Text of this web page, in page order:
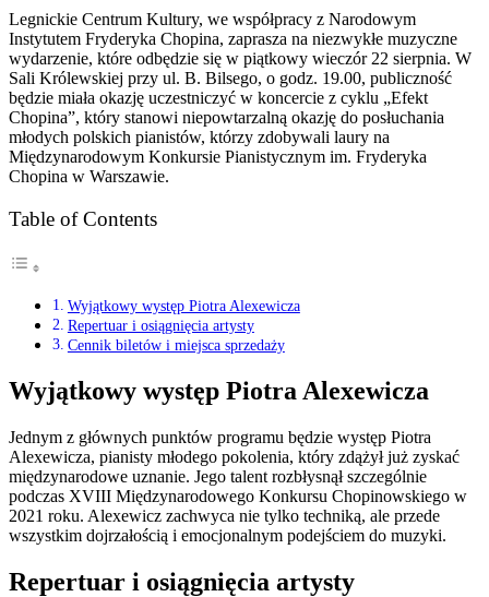
Legnickie Centrum Kultury, we współpracy z Narodowym
Instytutem Fryderyka Chopina, zaprasza na niezwykłe muzyczne
wydarzenie, które odbędzie się w piątkowy wieczór 22 sierpnia. W
Sali Królewskiej przy ul. B. Bilsego, o godz. 19.00, publiczność
będzie miała okazję uczestniczyć w koncercie z cyklu „Efekt
Chopina”, który stanowi niepowtarzalną okazję do posłuchania
młodych polskich pianistów, którzy zdobywali laury na
Międzynarodowym Konkursie Pianistycznym im. Fryderyka
Chopina w Warszawie.
Table of Contents
Wyjątkowy występ Piotra Alexewicza
Repertuar i osiągnięcia artysty
Cennik biletów i miejsca sprzedaży
Wyjątkowy występ Piotra Alexewicza
Jednym z głównych punktów programu będzie występ Piotra
Alexewicza, pianisty młodego pokolenia, który zdążył już zyskać
międzynarodowe uznanie. Jego talent rozbłysnął szczególnie
podczas XVIII Międzynarodowego Konkursu Chopinowskiego w
2021 roku. Alexewicz zachwyca nie tylko techniką, ale przede
wszystkim dojrzałością i emocjonalnym podejściem do muzyki.
Repertuar i osiągnięcia artysty